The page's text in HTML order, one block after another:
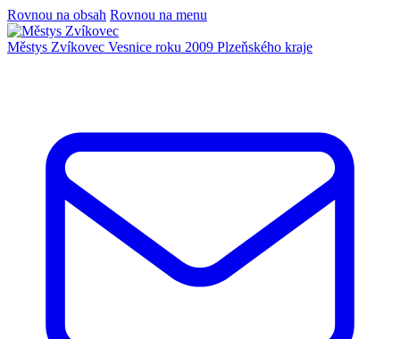
Rovnou na obsah Rovnou na menu
Městys Zvíkovec Vesnice roku 2009 Plzeňského kraje